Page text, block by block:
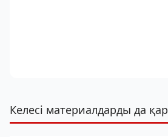
Келесі материалдарды да